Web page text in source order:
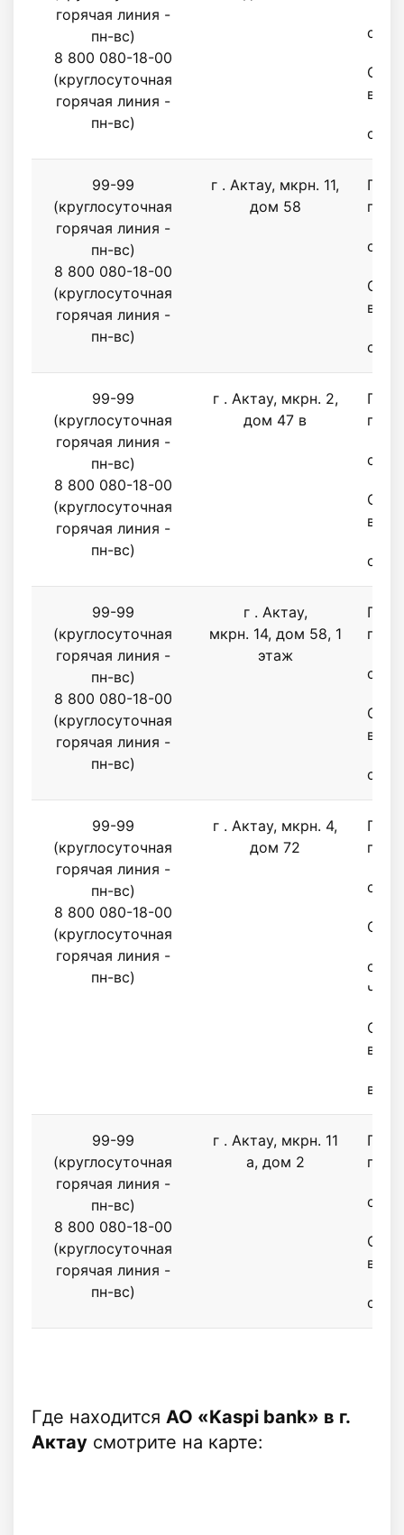
горячая линия -
пн-вс)
8 800 080-18-00
(круглосуточная
горячая линия -
пн-вс)
с
с
99-99
(круглосуточная
горячая линия -
пн-вс)
8 800 080-18-00
(круглосуточная
горячая линия -
пн-вс)
г . Актау, мкрн. 11,
дом 58
с
с
99-99
(круглосуточная
горячая линия -
пн-вс)
8 800 080-18-00
(круглосуточная
горячая линия -
пн-вс)
г . Актау, мкрн. 2,
дом 47 в
с
с
99-99
(круглосуточная
горячая линия -
пн-вс)
8 800 080-18-00
(круглосуточная
горячая линия -
пн-вс)
г . Актау,
мкрн. 14, дом 58, 1
этаж
с
с
99-99
(круглосуточная
горячая линия -
пн-вс)
8 800 080-18-00
(круглосуточная
горячая линия -
пн-вс)
г . Актау, мкрн. 4,
дом 72
с
Обед
с
99-99
(круглосуточная
горячая линия -
пн-вс)
8 800 080-18-00
(круглосуточная
горячая линия -
пн-вс)
г . Актау, мкрн. 11
а, дом 2
с
с
Где находится АО «Kaspi bank» в г.
Актау смотрите на карте: